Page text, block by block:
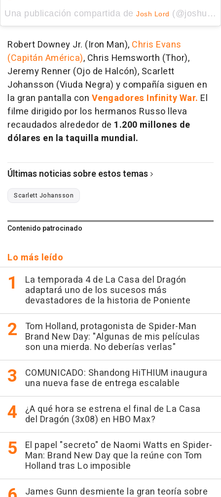
Una publicación compartida de Josh Lord (@joshualord) el
Robert Downey Jr. (Iron Man), Chris Evans
(Capitán América), Chris Hemsworth (Thor),
Jeremy Renner (Ojo de Halcón), Scarlett
Johansson (Viuda Negra) y compañía siguen en
la gran pantalla con Vengadores Infinity War. El
filme dirigido por los hermanos Russo lleva
recaudados alrededor de 1.200 millones de
dólares en la taquilla mundial.
Últimas noticias sobre estos temas
Scarlett Johansson
Contenido patrocinado
Lo más leído
La temporada 4 de La Casa del Dragón
adaptará uno de los sucesos más
devastadores de la historia de Poniente
Tom Holland, protagonista de Spider-Man
Brand New Day: "Algunas de mis películas
son una mierda. No deberías verlas"
COMUNICADO: Shandong HiTHIUM inaugura
una nueva fase de entrega escalable
¿A qué hora se estrena el final de La Casa
del Dragón (3x08) en HBO Max?
El papel "secreto" de Naomi Watts en Spider-
Man: Brand New Day que la reúne con Tom
Holland tras Lo imposible
James Gunn desmiente la gran teoría sobre